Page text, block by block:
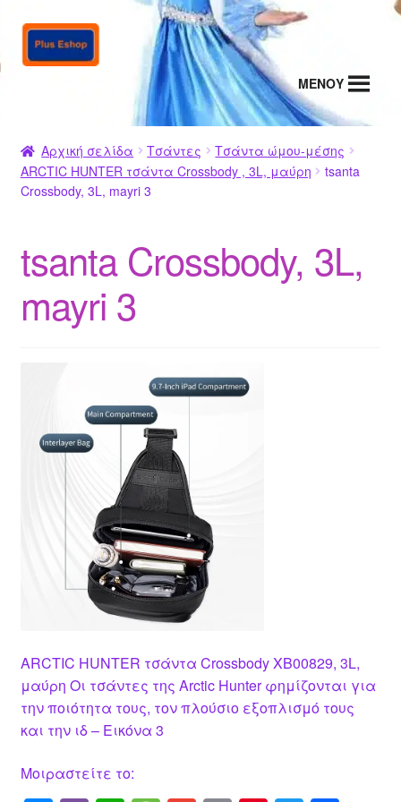
Απευθείας
μετάβαση
Μετάβαση
σε
MENΟΥ
Αρχική σελίδα Τσάντες
Τσάντα ώμου-μέσης
ARCTIC HUNTER τσάντα Crossbody , 3L, μαύρη
tsanta
Crossbody, 3L, mayri 3
tsanta Crossbody, 3L,
mayri 3
ARCTIC HUNTER τσάντα Crossbody XB00829, 3L,
μαύρη Οι τσάντες της Arctic Hunter φημίζονται για
την ποιότητα τους, τον πλούσιο εξοπλισμό τους
και την ιδ – Εικόνα 3
Μοιραστείτε το: